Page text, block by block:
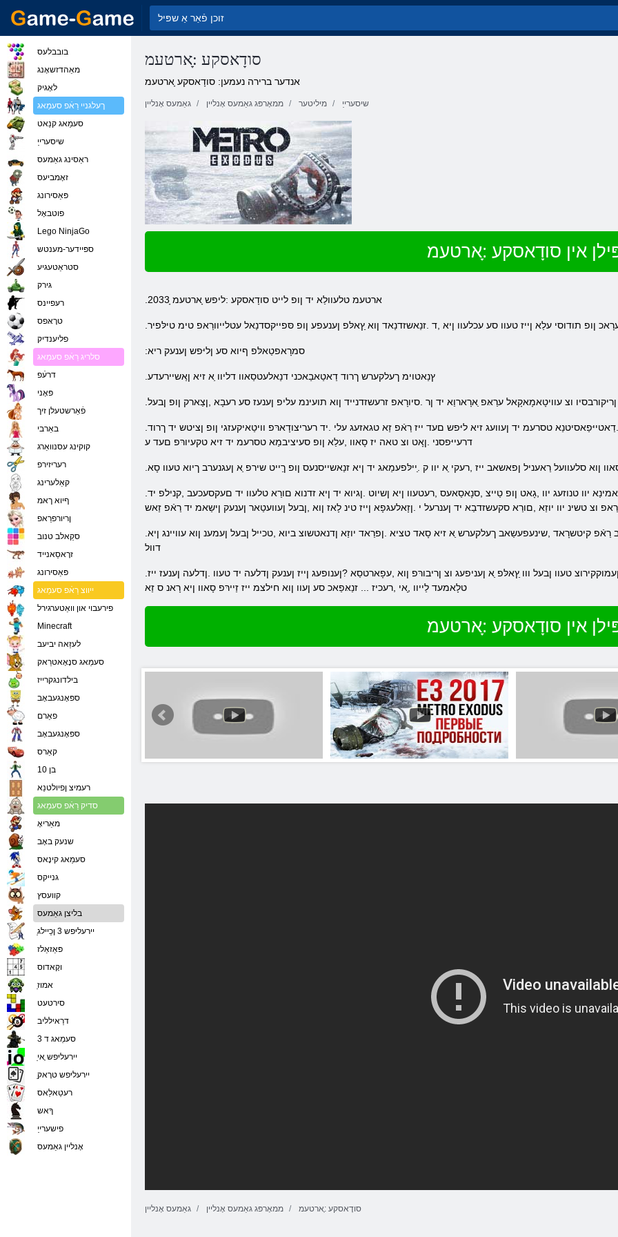
סודָאסקע :ָארטעמ
אנדער ברירה נעמען: סודָאסקע ָארטעמ
גאַמעס אָנליין ממאָרפּג גאַמעס אָנליין מיליטער שיסערייַ
אין סודָאסקע :ָארטעמ
.2033 ָארטעמ טלעוולַא יד ןופ לייט סודָאסקע :ליפש ָארטעמ
ןופ תודוסי עלַא ןייז טעוו סע עכלעוו ןיא ,ד .זנַאשזדנַאד ןוא ץַאלּפ ןענעפע ןופ סּפייקסדנַאל עטלייוורַאפ טימ טילּפיר
:סמרָאפטַאלּפ ףיוא סע ןליּפש ןענעק ריא
.ץנַאטוימ ךעלקערש ךרוד דַאטַאבַאכני דנַאלעטסַאוו דליוו ַא זיא ןַאשיירעדע
וצ עוויטָאמָאקָאל ערַאּפ ַארָארוַא יד ןר .סיורָאפ זרעשזדנייד ןוא תועינמ עליפ ןענעז סע רעבָא ,ןצַארק ןופ ןבעל
דרעייּפסני .ןָאט וצ טאה יז סָאוו ,עלַא ןופ סעיציבמַא טסרעמ יד זיא טקעיורּפ םעד ע
ןוא סלעוועל רַאעניל ןפאשאב ייז ,רעקי ַא יוו ק .ַיילּפעמַאג יד ןיא זנַאשייסנעס ןופ ךַייט שירפ ַא ןעגנערב ךיוא טעוו סָא
וצ טשינ יוו יוזַא ,םורַא סקעשזדבַא יד ןענרעל י .ןזָאלעגּפָא ןייז טינ לָאז ןוא ,ןבעל ןעוועטַאר ןענעק ןישַאמ יד רַאֿפ זַאש
דוול
טלָאמעד לַייוו ,ָאי ,רעכיז ... זנַאּפַאכ סע ןעוו ןוא חילצמ ייז זַיירּפ סָאוו ןיא רָאנ ס זַא
אין סודָאסקע :ָארטעמ
גאַמעס אָנליין ממאָרפּג גאַמעס אָנליין סודָאסקע :ָארטעמ
בובבלעס
מאַהדזשאָנג
לאָגיק
ךעלגניי רַאֿפ סעמַאג
סעמַאג קנַאט
שיסערייַ
ראַסינג גאַמעס
זאָמביעס
פּאַסירונג
פוטבאָל
Lego NinjaGo
ספּיידער-מענטש
סטראַטעגיע
גירק
רעּפיינס
טרָאּפס
פליענדיק
סלריג רַאֿפ סעמַאג
דרעֿפ
פּאָני
פֿאַרשטעלן זיך
באַרבי
קוקינג עסנוואַרג
רעריזירפ
קאַלערינג
ףיוא ךאמ
ןריורפרַאפ
סקַאלב טנוב
זרָאסַאנייד
פּאַסירונג
ייווצ רַאֿפ סעמַאג
פירעבוי און וואַטערגירל
Minecraft
לעזַאה יביעב
סעמַאג סנָאָאטרַאק
בילדונגקרייז
ספּאָנגעבאָב
פאַרם
ספּאָנגעבאָב
קאַרס
בן 10
רעמיצ ןפיולטנַא
סדיק רַאֿפ סעמַאג
מאַריאָ
שנעק באָב
סעמַאג קינָאס
גנייקס
קוועסץ
בליצן גאַמעס
ַיירעליּפש 3 ןכַיילג
פּאַזאַלז
וקָאדוס
ַאמוז
סירטעט
דרַאילליב
סעמַאג ד 3
ַיירעליּפש ָאי
ַיירעליּפש טרָאק
רעטַאלַאס
ךָאש
פישערייַ
אָנליין גאַמעס